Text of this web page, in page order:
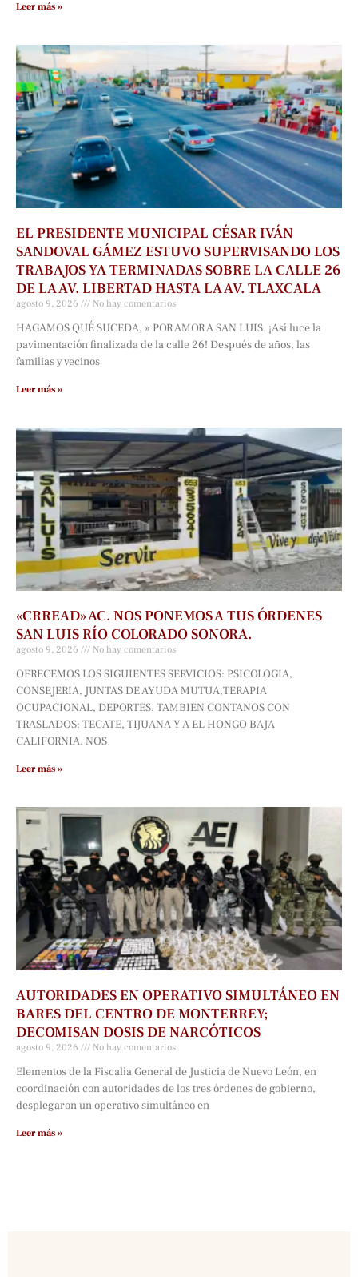
Leer más »
EL PRESIDENTE MUNICIPAL CÉSAR IVÁN
SANDOVAL GÁMEZ ESTUVO SUPERVISANDO LOS
TRABAJOS YA TERMINADAS SOBRE LA CALLE 26
DE LA AV. LIBERTAD HASTA LA AV. TLAXCALA
agosto 9, 2026 No hay comentarios
HAGAMOS QUÉ SUCEDA, » POR AMOR A SAN LUIS. ¡Así luce la
pavimentación finalizada de la calle 26! Después de años, las
familias y vecinos
Leer más »
«CRREAD» AC. NOS PONEMOS A TUS ÓRDENES
SAN LUIS RÍO COLORADO SONORA.
agosto 9, 2026 No hay comentarios
OFRECEMOS LOS SIGUIENTES SERVICIOS: PSICOLOGIA,
CONSEJERIA, JUNTAS DE AYUDA MUTUA,TERAPIA
OCUPACIONAL, DEPORTES. TAMBIEN CONTANOS CON
TRASLADOS: TECATE, TIJUANA Y A EL HONGO BAJA
CALIFORNIA. NOS
Leer más »
AUTORIDADES EN OPERATIVO SIMULTÁNEO EN
BARES DEL CENTRO DE MONTERREY;
DECOMISAN DOSIS DE NARCÓTICOS
agosto 9, 2026 No hay comentarios
Elementos de la Fiscalía General de Justicia de Nuevo León, en
coordinación con autoridades de los tres órdenes de gobierno,
desplegaron un operativo simultáneo en
Leer más »